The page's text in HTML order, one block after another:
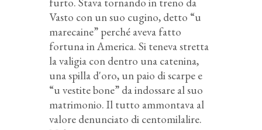
Vasto con un suo cugino, detto “u
marecaine” perché aveva fatto
fortuna in America. Si teneva stretta
la valigia con dentro una catenina,
una spilla d'oro, un paio di scarpe e
“u vestite bone” da indossare al suo
matrimonio. Il tutto ammontava al
valore denunciato di centomilalire.